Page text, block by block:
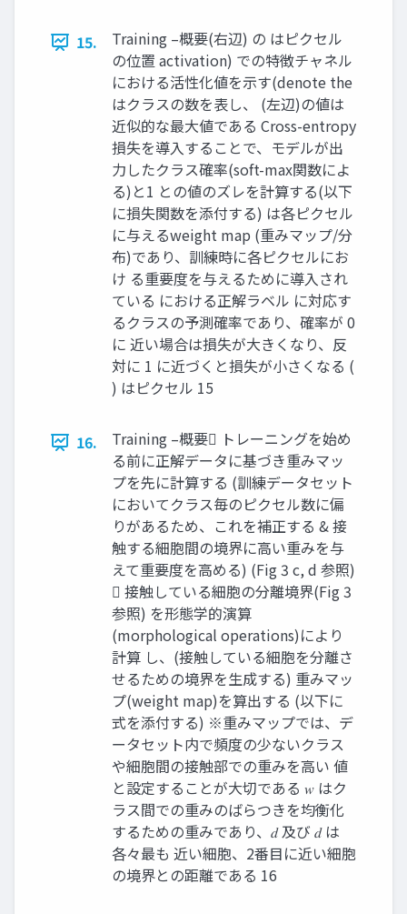
15.
Training –概要(右辺) の はピクセル
の位置 activation) での特徴チャネル
における活性化値を示す(denote the
はクラスの数を表し、 (左辺)の値は
近似的な最大値である Cross-entropy
損失を導入することで、モデルが出
力したクラス確率(soft-max関数によ
る)と1 との値のズレを計算する(以下
に損失関数を添付する) は各ピクセル
に与えるweight map (重みマップ/分
布)であり、訓練時に各ピクセルにお
け る重要度を与えるために導入され
ている における正解ラベル に対応す
るクラスの予測確率であり、確率が 0
に 近い場合は損失が大きくなり、反
対に 1 に近づくと損失が小さくなる (
) はピクセル 15
16.
Training –概要 トレーニングを始め
る前に正解データに基づき重みマッ
プを先に計算する (訓練データセット
においてクラス毎のピクセル数に偏
りがあるため、これを補正する & 接
触する細胞間の境界に高い重みを与
えて重要度を高める) (Fig 3 c, d 参照)
 接触している細胞の分離境界(Fig 3
参照) を形態学的演算
(morphological operations)により
計算 し、(接触している細胞を分離さ
せるための境界を生成する) 重みマッ
プ(weight map)を算出する (以下に
式を添付する) ※重みマップでは、デ
ータセット内で頻度の少ないクラス
や細胞間の接触部での重みを高い 値
と設定することが大切である 𝑤 はク
ラス間での重みのばらつきを均衡化
するための重みであり、𝑑 及び 𝑑 は
各々最も 近い細胞、2番目に近い細胞
の境界との距離である 16